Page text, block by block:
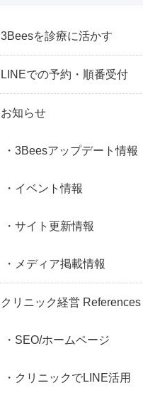
3Beesを診療に活かす
LINEでの予約・順番受付
お知らせ
3Beesアップデート情報
イベント情報
サイト更新情報
メディア掲載情報
クリニック経営 References
SEO/ホームページ
クリニックでLINE活用